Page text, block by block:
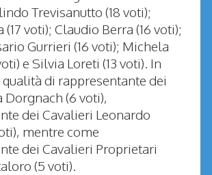
Trevisanutto (18 voti);
voti); Claudio Berra (16 voti);
Gurrieri (16 voti); Michela
e Silvia Loreti (13 voti). In
di rappresentante dei
Dorgnach (6 voti),
dei Cavalieri Leonardo
mentre come
dei Cavalieri Proprietari
(5 voti).